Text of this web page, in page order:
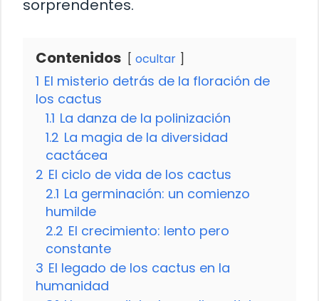
sorprendentes.
Contenidos ocultar
1 El misterio detrás de la floración de
los cactus
1.1 La danza de la polinización
1.2 La magia de la diversidad
cactácea
2 El ciclo de vida de los cactus
2.1 La germinación: un comienzo
humilde
2.2 El crecimiento: lento pero
constante
3 El legado de los cactus en la
humanidad